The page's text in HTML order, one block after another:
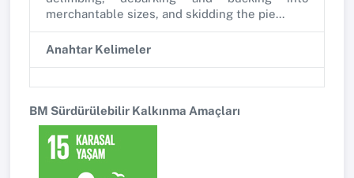
merchantable sizes, and skidding the pie...
Anahtar Kelimeler
BM Sürdürülebilir Kalkınma Amaçları